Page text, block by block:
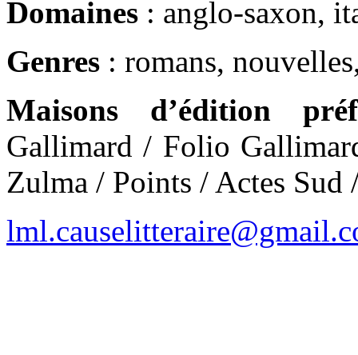
Domaines : anglo-saxon,
Genres : romans,
Maisons d’édition
Gallimard / Folio
Zulma / Points / Actes Sud